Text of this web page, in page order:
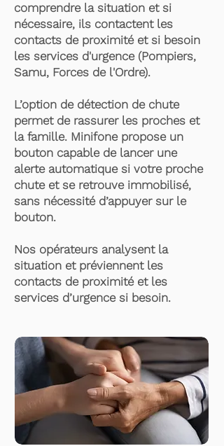
comprendre la situation et si
nécessaire, ils contactent les
contacts de proximité et si besoin
les services d'urgence (Pompiers,
Samu, Forces de l'Ordre).
L’option de détection de chute
permet de rassurer les proches et
la famille. Minifone propose un
bouton capable de lancer une
alerte automatique si votre proche
chute et se retrouve immobilisé,
sans nécessité d’appuyer sur le
bouton.
Nos opérateurs analysent la
situation et préviennent les
contacts de proximité et les
services d’urgence si besoin.